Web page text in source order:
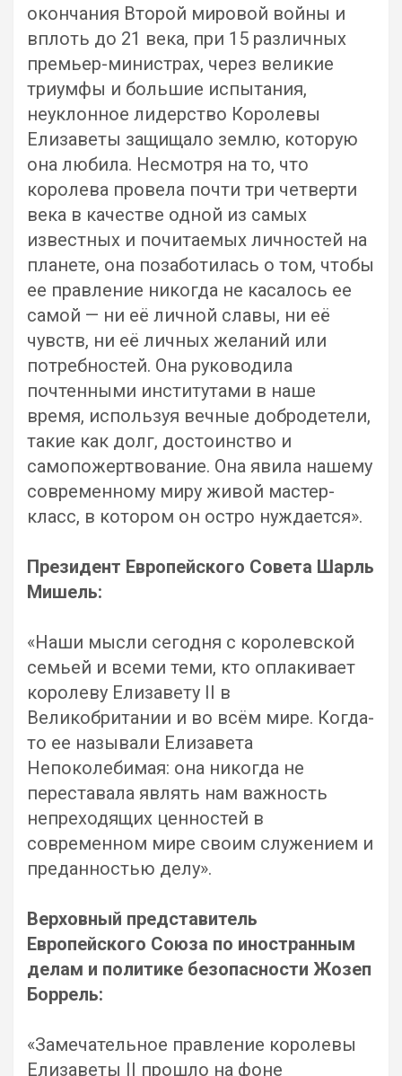
окончания Второй мировой войны и
вплоть до 21 века, при 15 различных
премьер-министрах, через великие
триумфы и большие испытания,
неуклонное лидерство Королевы
Елизаветы защищало землю, которую
она любила. Несмотря на то, что
королева провела почти три четверти
века в качестве одной из самых
известных и почитаемых личностей на
планете, она позаботилась о том, чтобы
ее правление никогда не касалось ее
самой — ни её личной славы, ни её
чувств, ни её личных желаний или
потребностей. Она руководила
почтенными институтами в наше
время, используя вечные добродетели,
такие как долг, достоинство и
самопожертвование. Она явила нашему
современному миру живой мастер-
класс, в котором он остро нуждается».
Президент Европейского Совета Шарль
Мишель:
«Наши мысли сегодня с королевской
семьей и всеми теми, кто оплакивает
королеву Елизавету II в
Великобритании и во всём мире. Когда-
то ее называли Елизавета
Непоколебимая: она никогда не
переставала являть нам важность
непреходящих ценностей в
современном мире своим служением и
преданностью делу».
Верховный представитель
Европейского Союза по иностранным
делам и политике безопасности Жозеп
Боррель:
«Замечательное правление королевы
Елизаветы II прошло на фоне